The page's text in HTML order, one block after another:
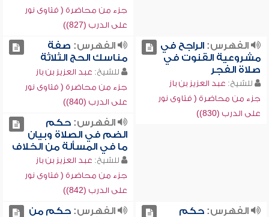
جزء من محاضرة ( فتاوى نور
على الدرب (827))
الفهرس:الراجح في
مشروعية القنوت في
صلاة الفجر
للشيخ: عبد العزيز بن باز
جزء من محاضرة ( فتاوى نور
على الدرب (830))
الفهرس: صفة
مناسك الحج الثلاثة
للشيخ: عبد العزيز بن باز
جزء من محاضرة ( فتاوى نور
على الدرب (840))
الفهرس:حكم
الضم في الصلاة وبيان
ما في المسألة من الخلاف
للشيخ: عبد العزيز بن باز
جزء من محاضرة ( فتاوى نور
على الدرب (842))
الفهرس:حكم
الفهرس:حكم من